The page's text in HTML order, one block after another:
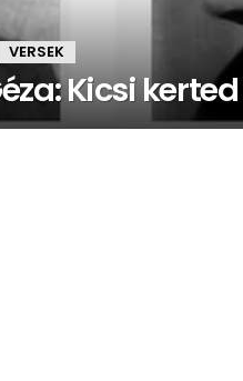
VERSEK
Kicsi kerted